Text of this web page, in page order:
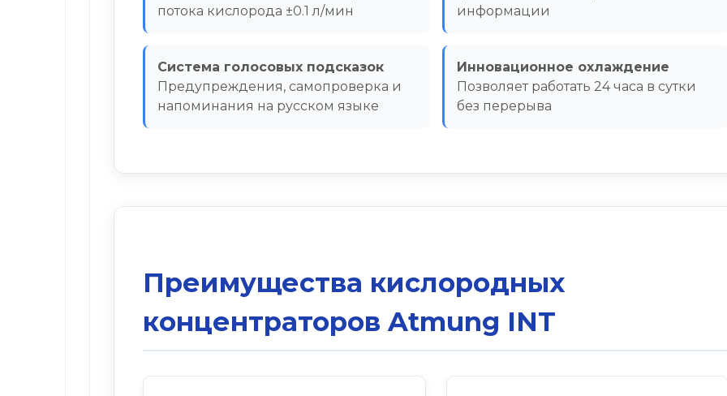
потока кислорода ±0.1 л/мин
информации
Система голосовых подсказок
Предупреждения, самопроверка и
напоминания на русском языке
Инновационное охлаждение
Позволяет работать 24 часа в сутки
без перерыва
Преимущества кислородных
концентраторов Atmung INT